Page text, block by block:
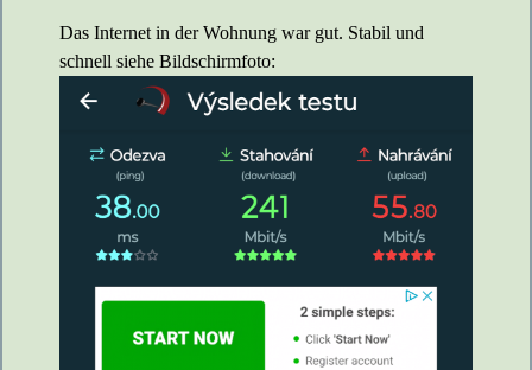
Das Internet in der Wohnung war gut. Stabil und
schnell siehe Bildschirmfoto: